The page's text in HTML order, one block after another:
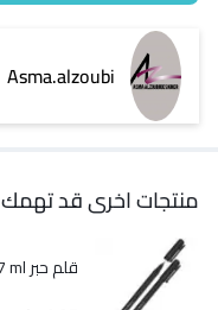
Asma.alzoubi
منتجات اخرى قد تهمك
قلم حبر LEXI FASTBOY 0.7 ml